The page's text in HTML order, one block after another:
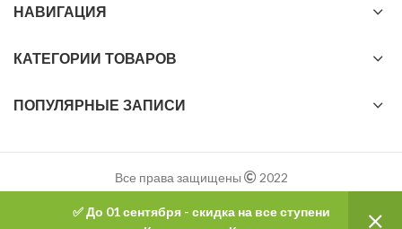
✅ До 01 сентября - скидка на все ступени
НАВИГАЦИЯ
КАТЕГОРИИ ТОВАРОВ
ПОПУЛЯРНЫЕ ЗАПИСИ
Все права защищены 2022